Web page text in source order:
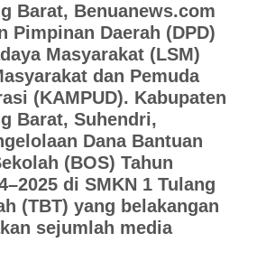
Barat, Benuanews.com
Pimpinan Daerah (DPD)
Masyarakat (LSM)
dan Pemuda
(KAMPUD). Kabupaten
Barat, Suhendri,
Dana Bantuan
(BOS) Tahun
di SMKN 1 Tulang
(TBT) yang belakangan
sejumlah media